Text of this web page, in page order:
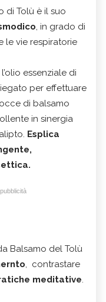
di Tolù è il suo
, in grado di
le vie respiratorie
l’olio essenziale di
per effettuare
di balsamo
in sinergia
Esplica
Balsamo del Tolù
, contrastare
meditative.